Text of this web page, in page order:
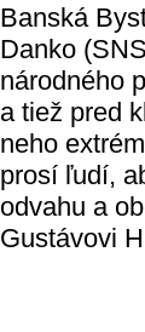
Banská
Danko
národného
a tiež pred
neho
prosí ľudí,
odvahu a
Gustávovi